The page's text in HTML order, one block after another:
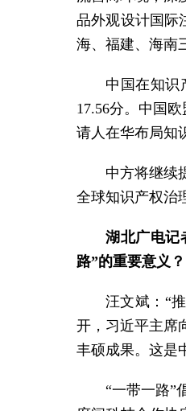
品外观设计国际
海、福建、海南
中国在知识
17.56分。中国
请人在华布局知
中方将继续
全球知识产权治
湖北广电记
路”的重要意义？
汪文斌： “
开，习近平主席
丰硕成果。这是
“一带一路”